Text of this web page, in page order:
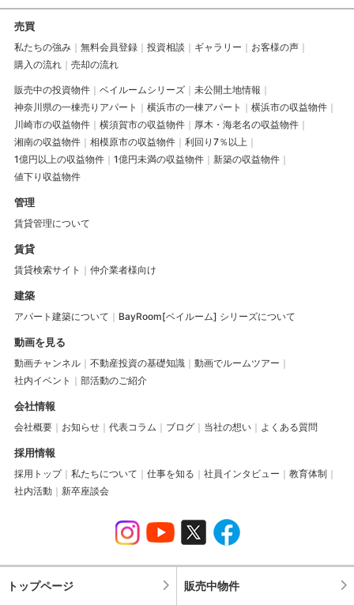
売買
私たちの強み 無料会員登録 投資相談 ギャラリー
お客様の声
購入の流れ
売却の流れ
販売中の投資物件 ベイルームシリーズ
未公開土地情報
神奈川県の一棟売りアパート
横浜市の一棟アパート
横浜市の収益物件
川崎市の収益物件
横須賀市の収益物件
厚木・海老名の収益物件
湘南の収益物件
相模原市の収益物件
利回り7％以上
1億円以上の収益物件
1億円未満の収益物件
新築の収益物件
値下り収益物件
管理
賃貸管理について
賃貸
賃貸検索サイト 仲介業者様向け
建築
アパート建築について BayRoom[ベイルーム] シリーズについて
動画を見る
動画チャンネル 不動産投資の基礎知識
動画でルームツアー
社内イベント
部活動のご紹介
会社情報
会社概要 お知らせ 代表コラム ブログ 当社の想い よくある質問
採用情報
採用トップ 私たちについて 仕事を知る 社員インタビュー
教育体制
社内活動
新卒座談会
トップページ 販売中物件